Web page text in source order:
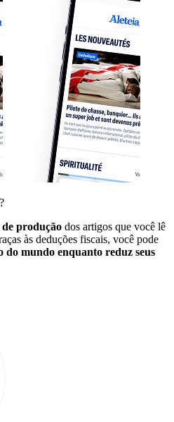
produção dos artigos que você lê
às deduções fiscais, você pode
do mundo enquanto reduz seus